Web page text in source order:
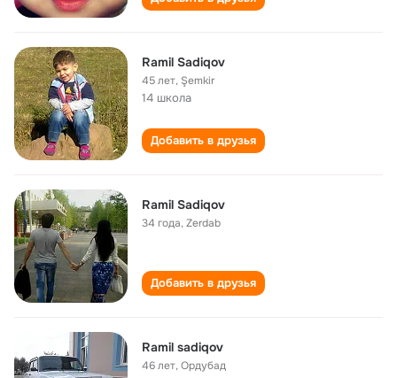
Ramil Sadiqov
45 лет, Şemkir
14 школа
Добавить в друзья
Ramil Sadiqov
34 года,Zerdab
Добавить в друзья
Ramil sadiqov
46 лет,Ордубад